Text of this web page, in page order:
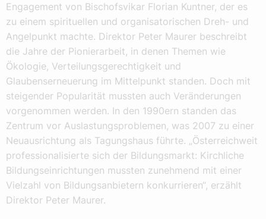
Engagement von Bischofsvikar Florian Kuntner, der es
zu einem spirituellen und organisatorischen Dreh- und
Angelpunkt machte. Direktor Peter Maurer beschreibt
die Jahre der Pionierarbeit, in denen Themen wie
Ökologie, Verteilungsgerechtigkeit und
Glaubenserneuerung im Mittelpunkt standen. Doch mit
steigender Popularität mussten auch Veränderungen
vorgenommen werden. In den 1990ern standen das
Zentrum vor Auslastungsproblemen, was 2007 zu einer
Neuausrichtung als Tagungshaus führte. „Österreichweit
professionalisierte sich der Bildungsmarkt: Kirchliche
Bildungseinrichtungen mussten zunehmend mit einer
Vielzahl von Bildungsanbietern konkurrieren“, erzählt
Direktor Peter Maurer.